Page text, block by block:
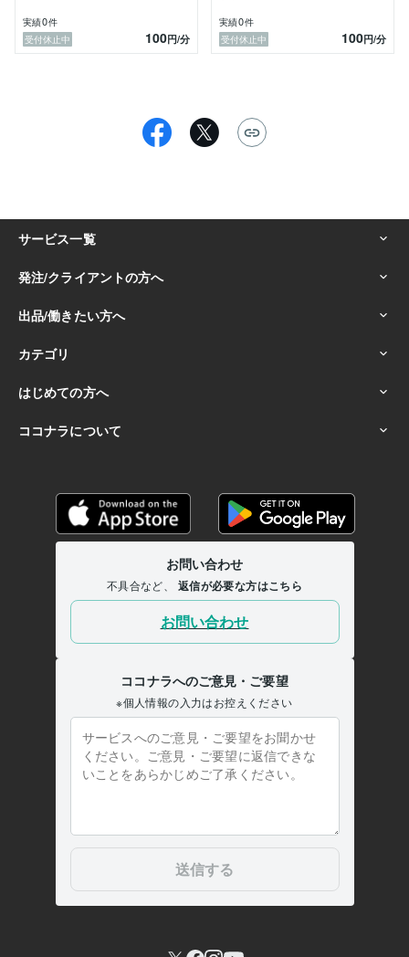
実績0件
受付休止中
100円/分
実績0件
受付休止中
100円/分